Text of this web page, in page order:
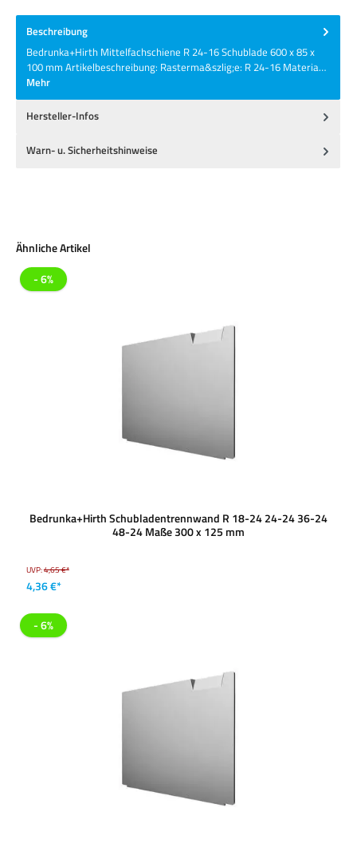
Beschreibung
Bedrunka+Hirth Mittelfachschiene R 24-16 Schublade 600 x 85 x
100 mm Artikelbeschreibung: Rasterma&szlig;e: R 24-16 Materia…
Mehr
Hersteller-Infos
Warn- u. Sicherheitshinweise
Produktgalerie überspringen
Ähnliche Artikel
- 6%
Bedrunka+Hirth Schubladentrennwand R 18-24 24-24 36-24
48-24 Maße 300 x 125 mm
UVP:4,65 €*
4,36 €*
- 6%